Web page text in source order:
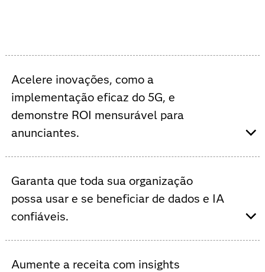
Acelere inovações, como a
implementação eficaz do 5G, e
demonstre ROI mensurável para
anunciantes.
capacidade de processamento de dados, AutoML e
ModelOps para melhorar a eficiência da rede e
impulsionar a inovação.
Garanta que toda sua organização
possa usar e se beneficiar de dados e IA
confiáveis.
integrada, que suporta modelos de IA personalizados
Aumente a receita com insights